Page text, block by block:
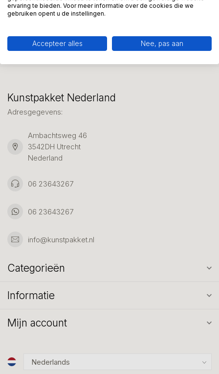
We helpen graag met uw keuze of geven advies, bel of app
ons 7 dagen per week: 06-23643267
Klantenservice
Kunstpakket Nederland
Adresgegevens:
Ambachtsweg 46
3542DH Utrecht
Nederland
06 23643267
06 23643267
info@kunstpakket.nl
Categorieën
Informatie
Mijn account
ervaring te bieden. Voor meer informatie over de cookies die we
gebruiken opent u de instellingen.
Accepteer alles Nee, pas aan